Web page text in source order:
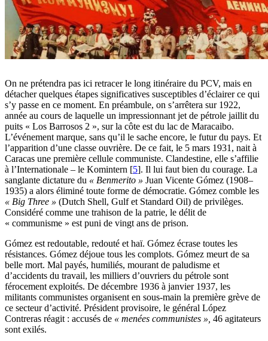
On ne prétendra pas ici retracer le long itinéraire du PCV, mais en
détacher quelques étapes significatives susceptibles d’éclairer ce qui
s’y passe en ce moment. En préambule, on s’arrêtera sur 1922,
année au cours de laquelle un impressionnant jet de pétrole jaillit du
puits « Los Barrosos 2 », sur la côte est du lac de Maracaibo.
L’événement marque, sans qu’il le sache encore, le futur du pays. Et
l’apparition d’une classe ouvrière. De ce fait, le 5 mars 1931, nait à
Caracas une première cellule communiste. Clandestine, elle s’affilie
à l’Internationale – le Komintern [5]. Il lui faut bien du courage. La
sanglante dictature du « Benmerito » Juan Vicente Gómez (1908–
1935) a alors éliminé toute forme de démocratie. Gómez comble les
« Big Three » (Dutch Shell, Gulf et Standard Oil) de privilèges.
Considéré comme une trahison de la patrie, le délit de
« communisme » est puni de vingt ans de prison.
Gómez est redoutable, redouté et haï. Gómez écrase toutes les
résistances. Gómez déjoue tous les complots. Gómez meurt de sa
belle mort. Mal payés, humiliés, mourant de paludisme et
d’accidents du travail, les milliers d’ouvriers du pétrole sont
férocement exploités. De décembre 1936 à janvier 1937, les
militants communistes organisent en sous-main la première grève de
ce secteur d’activité. Président provisoire, le général López
Contreras réagit : accusés de « menées communistes », 46 agitateurs
sont exilés.